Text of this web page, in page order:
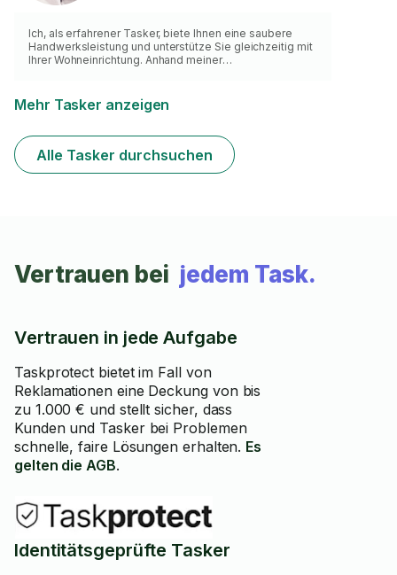
Ich, als erfahrener Tasker, biete Ihnen eine saubere
Handwerksleistung und unterstütze Sie gleichzeitig mit
Ihrer Wohneinrichtung. Anhand meiner
einwandfrei erledige. Ihr Tasker Dursun
Mehr Tasker anzeigen
Alle Tasker durchsuchen
Vertrauen bei jedem Task.
Vertrauen in jede Aufgabe
Taskprotect bietet im Fall von
Reklamationen eine Deckung von bis
zu 1.000 € und stellt sicher, dass
Kunden und Tasker bei Problemen
schnelle, faire Lösungen erhalten. Es
gelten die AGB.
Identitätsgeprüfte Tasker